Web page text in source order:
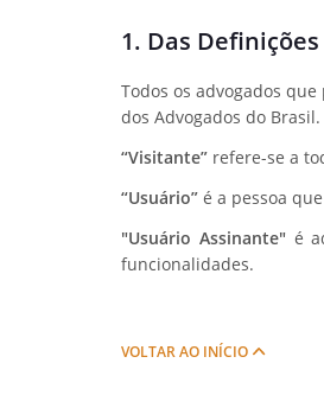
1. Das Definições
Todos os advogados
dos Advogados do Brasil.
“Visitante” refere-se a
“Usuário” é a pessoa
"Usuário Assinante"é
funcionalidades.
VOLTAR AO INÍCIO